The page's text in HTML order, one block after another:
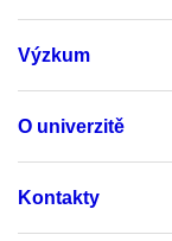
Výzkum
O univerzitě
Kontakty